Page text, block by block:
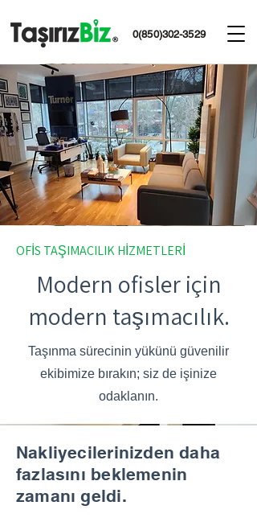
0(850)302-3529
OFİS TAŞIMACILIK HİZMETLERİ
Modern ofisler için
modern taşımacılık.
Taşınma sürecinin yükünü güvenilir
ekibimize bırakın; siz de işinize
odaklanın.
Nakliyecilerinizden daha
fazlasını beklemenin
zamanı geldi.